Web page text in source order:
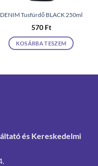
DENIM Tusfürdő BLACK 250ml
570 Ft
KOSÁRBA TESZEM
és Kereskedelmi